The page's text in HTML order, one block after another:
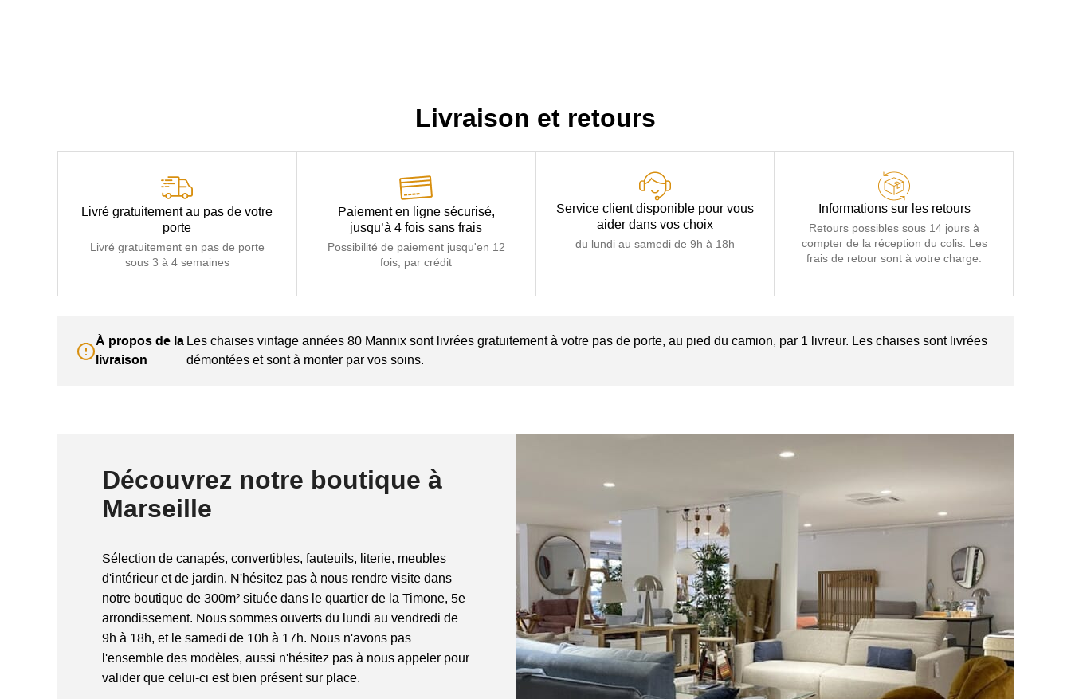
Livraison et retours
Livré gratuitement au pas de votre
porte
Livré gratuitement en pas de porte
sous 3 à 4 semaines
Paiement en ligne sécurisé,
jusqu’à 4 fois sans frais
Possibilité de paiement jusqu'en 12
fois, par crédit
Service client disponible pour vous
aider dans vos choix
du lundi au samedi de 9h à 18h
Informations sur les retours
Retours possibles sous 14 jours à
compter de la réception du colis. Les
frais de retour sont à votre charge.
À propos de la
livraison
Les chaises vintage années 80 Mannix sont livrées gratuitement à votre pas de porte, au pied du camion, par 1 livreur. Les chaises sont livrées
démontées et sont à monter par vos soins.
Découvrez notre boutique à
Marseille
Sélection de canapés, convertibles, fauteuils, literie, meubles
d'intérieur et de jardin. N'hésitez pas à nous rendre visite dans
notre boutique de 300m² située dans le quartier de la Timone, 5e
arrondissement. Nous sommes ouverts du lundi au vendredi de
9h à 18h, et le samedi de 10h à 17h. Nous n'avons pas
l'ensemble des modèles, aussi n'hésitez pas à nous appeler pour
valider que celui-ci est bien présent sur place.